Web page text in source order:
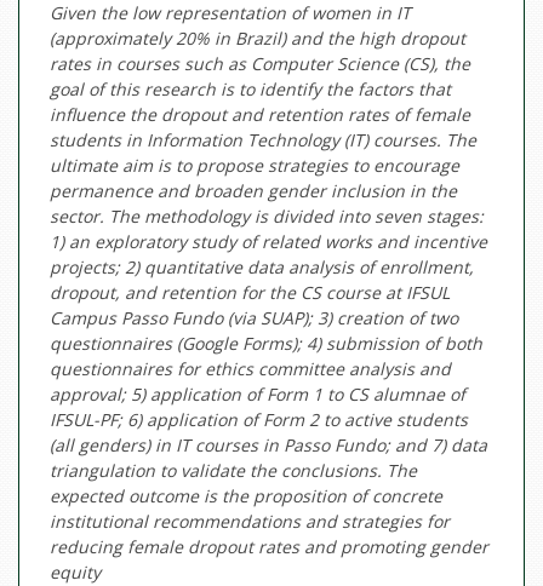
Given the low representation of women in IT
(approximately 20% in Brazil) and the high dropout
rates in courses such as Computer Science (CS), the
goal of this research is to identify the factors that
influence the dropout and retention rates of female
students in Information Technology (IT) courses. The
ultimate aim is to propose strategies to encourage
permanence and broaden gender inclusion in the
sector. The methodology is divided into seven stages:
1) an exploratory study of related works and incentive
projects; 2) quantitative data analysis of enrollment,
dropout, and retention for the CS course at IFSUL
Campus Passo Fundo (via SUAP); 3) creation of two
questionnaires (Google Forms); 4) submission of both
questionnaires for ethics committee analysis and
approval; 5) application of Form 1 to CS alumnae of
IFSUL-PF; 6) application of Form 2 to active students
(all genders) in IT courses in Passo Fundo; and 7) data
triangulation to validate the conclusions. The
expected outcome is the proposition of concrete
institutional recommendations and strategies for
reducing female dropout rates and promoting gender
equity